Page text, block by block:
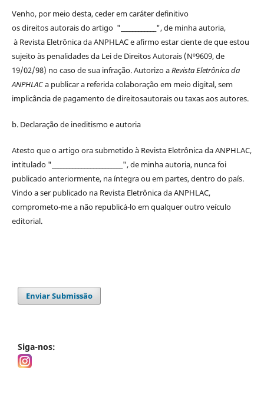
Venho, por meio desta, ceder em caráter definitivo
osdireitosautoraisdo artigo "____________", de minha autoria,
à Revista Eletrônica da ANPHLACe afirmo estar ciente de que estou
sujeito às penalidades da Lei de DireitosAutorais(Nº9609, de
19/02/98) no caso de sua infração. Autorizo aRevista Eletrônica da
ANPHLACa publicar a referida colaboração em meio digital, sem
implicância de pagamento dedireitosautoraisou taxas aos autores.
b. Declaração de ineditismo e autoria
Atesto que o artigo ora submetido à Revista Eletrônica da ANPHLAC,
intitulado "________________________", de minha autoria, nunca foi
publicado anteriormente, na íntegra ou em partes, dentrodo país.
Vindo a ser publicado na Revista Eletrônica da ANPHLAC,
comprometo-me a não republicá-lo em qualquer outro veículo
editorial.
Enviar Submissão
Siga-nos: